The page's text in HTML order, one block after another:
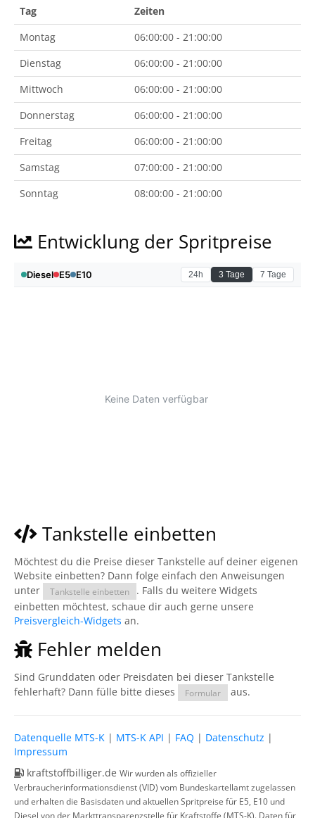
Tag
Zeiten
Montag
06:00:00 - 21:00:00
Dienstag
06:00:00 - 21:00:00
Mittwoch
06:00:00 - 21:00:00
Donnerstag
06:00:00 - 21:00:00
Freitag
06:00:00 - 21:00:00
Samstag
07:00:00 - 21:00:00
Sonntag
08:00:00 - 21:00:00
Entwicklung der Spritpreise
Tankstelle einbetten
Möchtest du die Preise dieser Tankstelle auf deiner eigenen
Website einbetten? Dann folge einfach den Anweisungen
unter
Tankstelle einbetten
. Falls du weitere Widgets
einbetten möchtest, schaue dir auch gerne unsere
Preisvergleich-Widgets an.
Fehler melden
Sind Grunddaten oder Preisdaten bei dieser Tankstelle
fehlerhaft? Dann fülle bitte dieses
Formular aus.
Datenquelle MTS-K | MTS-K API | FAQ | Datenschutz |
Impressum
kraftstoffbilliger.de Wir wurden als offizieller
Verbraucherinformationsdienst (VID) vom Bundeskartellamt zugelassen
und erhalten die Basisdaten und aktuellen Spritpreise für E5, E10 und
Diesel von der Markttransparenzstelle für Kraftstoffe (MTS-K). Daten für